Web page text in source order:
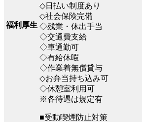
福利厚生
◇日払い制度あり
◇社会保険完備
◇残業・休出手当
◇交通費支給
◇車通勤可
◇有給休暇
◇作業着無償貸与
◇お弁当持ち込み可
◇休憩室利用可
※各待遇は規定有
■受動喫煙防止対策